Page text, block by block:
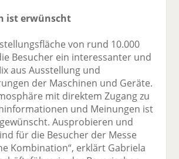
ist erwünscht
von rund 10.000
Besucher ein interessanter und
aus Ausstellung und
der Maschinen und Geräte.
mit direktem Zugang zu
und Meinungen ist
Ausprobieren und
für die Besucher der Messe
Kombination“, erklärt Gabriela